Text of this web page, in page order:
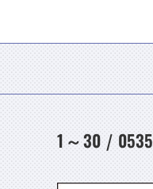
1 ～30 / 0535